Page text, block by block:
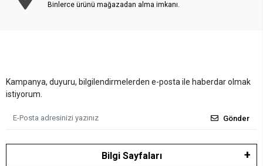
Binlerce ürünü mağazadan alma imkanı.
Kampanya, duyuru, bilgilendirmelerden e-posta ile haberdar olmak
istiyorum.
Gönder
Bilgi Sayfaları